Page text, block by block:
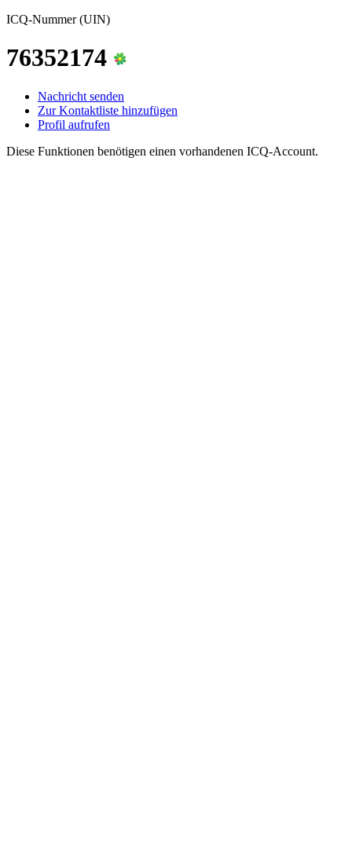
ICQ-Nummer (UIN)
76352174
Nachricht senden
Zur Kontaktliste hinzufügen
Profil aufrufen
Diese Funktionen benötigen einen vorhandenen ICQ-Account.